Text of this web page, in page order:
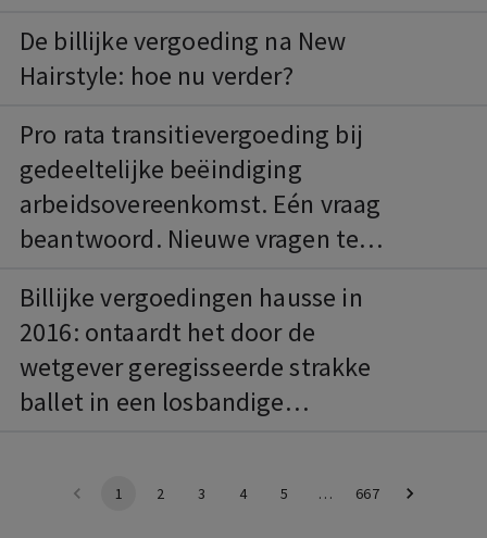
bijzonder
De billijke vergoeding na New
Hairstyle: hoe nu verder?
Pro rata transitievergoeding bij
gedeeltelijke beëindiging
arbeidsovereenkomst. Eén vraag
beantwoord. Nieuwe vragen te
Billijke vergoedingen hausse in
2016: ontaardt het door de
wetgever geregisseerde strakke
ballet in een losbandige
1 2 3 4 5 … 667